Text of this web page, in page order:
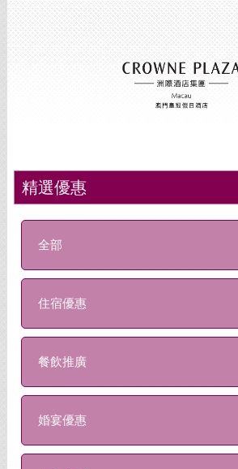
精選優惠
全部
住宿優惠
餐飲推廣
婚宴優惠